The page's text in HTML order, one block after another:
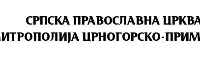
СРПСКА ПРАВОСЛАВНА
ЦРНОГОРСКО-